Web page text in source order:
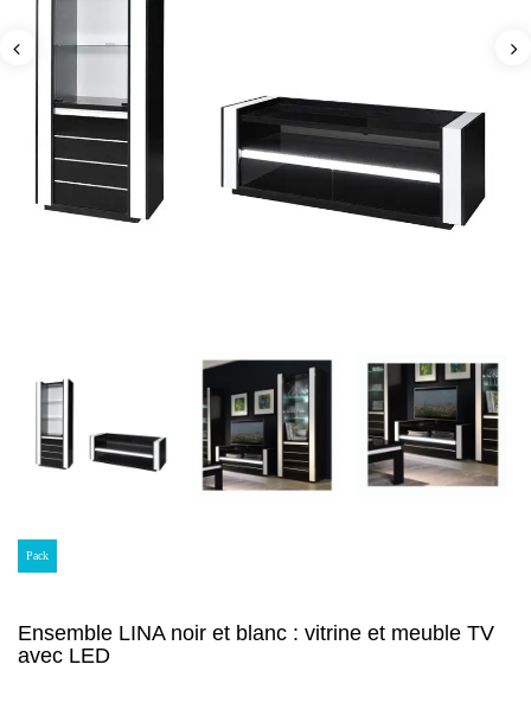
Pack
Ensemble LINA noir et blanc : vitrine et meuble TV
avec LED